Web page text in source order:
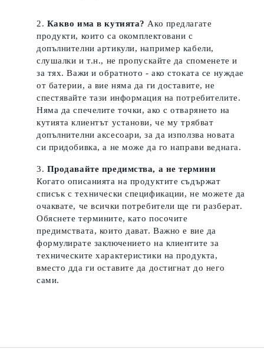
Какво има в кутията? Ако предлагате
продукти, които са окомплектовани с
допълнителни артикули, например кабели,
слушалки и т.н., не пропускайте да споменете и
за тях. Важи и обратното - ако стоката се нуждае
от батерии, а вие няма да ги доставите, не
спестявайте тази информация на потребителите.
Няма да спечелите точки, ако с отварянето на
кутията клиентът установи, че му трябват
допълнителни аксесоари, за да използва новата
си придобивка, а не може да го направи веднага.
Продавайте предимства, а не термини
Когато описанията на продуктите съдържат
списък с технически спецификации, не можете да
очаквате, че всички потребители ще ги разберат.
Обяснете термините, като посочите
предимствата, които дават. Важно е вие да
формулирате заключението на клиентите за
техническите характеристики на продукта,
вместо дда ги оставите да достигнат до него
сами.